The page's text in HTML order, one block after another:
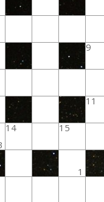
9
11
14
15
1